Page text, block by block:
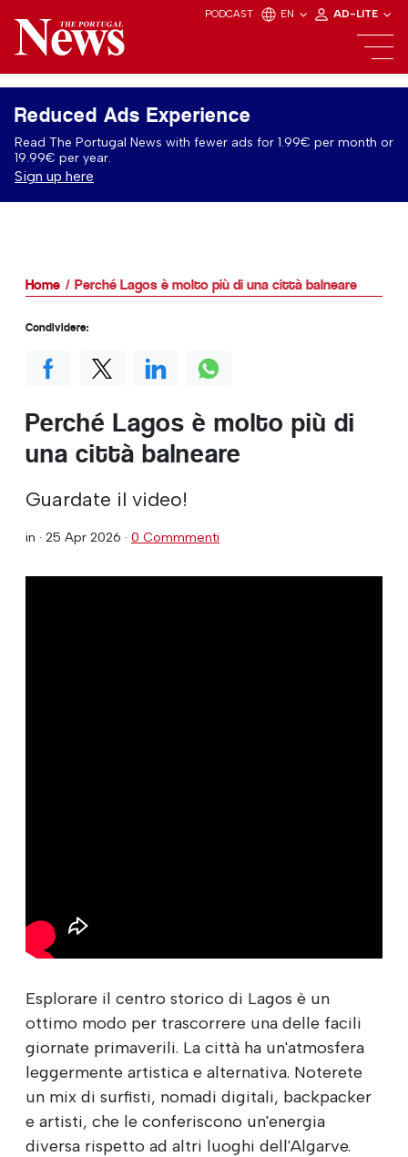
PODCAST EN AD-LITE
Reduced Ads Experience
Read The Portugal News with fewer ads for 1.99€ per month or
19.99€ per year.
Sign up here
Home Perché Lagos è molto più di una città balneare
Perché Lagos è molto più di
una città balneare
Guardate il video!
in · 25 Apr 2026 · 0 Commmenti
Esplorare il centro storico di Lagos è un
ottimo modo per trascorrere una delle facili
giornate primaverili. La città ha un'atmosfera
leggermente artistica e alternativa. Noterete
un mix di surfisti, nomadi digitali, backpacker
e artisti, che le conferiscono un'energia
diversa rispetto ad altri luoghi dell'Algarve.
Condividere: